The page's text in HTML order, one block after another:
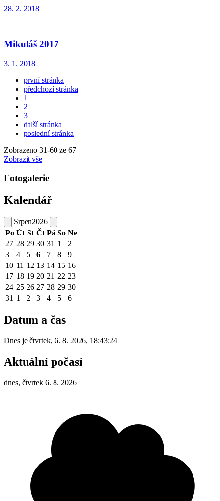
28. 2. 2018
Mikuláš 2017
3. 1. 2018
první stránka
předchozí stránka
1
2
3
další stránka
poslední stránka
Zobrazeno 31-60 ze 67
Zobrazit vše
Fotogalerie
Kalendář
Srpen2026
Po Út St Čt Pá So Ne
27 28 29 30 31 1
2
3
4 5 6 7 8
9
10 11 12 13 14 15 16
17 18 19 20 21 22 23
24 25 26 27 28 29 30
31 1 2 3 4 5 6
Datum a čas
Dnes je čtvrtek, 6. 8. 2026, 18:43:24
Aktuální počasí
dnes, čtvrtek 6. 8. 2026